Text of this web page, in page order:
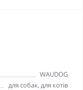
WAUDOG
для собак, для котів